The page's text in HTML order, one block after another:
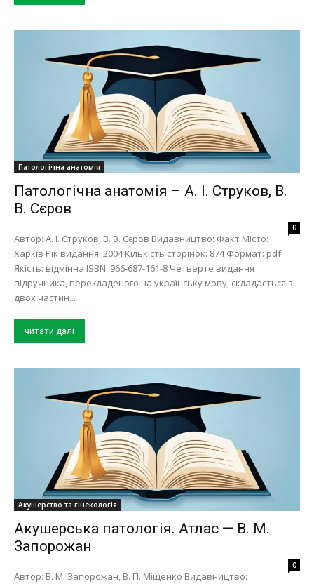
Патологічна анатомія
Патологічна анатомія – А. І. Струков, В.
В. Сєров
0
Автор: А. І. Струков, В. В. Сєров Видавництво: Факт Місто:
Харків Рік видання: 2004 Кількість сторінок: 874 Формат: pdf
Якість: відмінна ISBN: 966-687-161-8 Четверте видання
підручника, перекладеного на українську мову, складається з
двох частин...
читати далі
Акушерство та гінекологія
Акушерська патологія. Атлас — В. М.
Запорожан
0
Автор: В. М. Запорожан, В. П. Міщенко Видавництво: